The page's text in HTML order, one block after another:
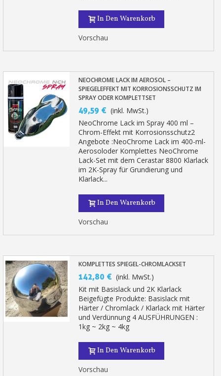
In Den Warenkorb
Vorschau
NEOCHROME LACK IM AEROSOL –
SPIEGELEFFEKT MIT KORROSIONSSCHUTZ IM
SPRAY ODER KOMPLETTSET
49,59 € (inkl. MwSt.)
NeoChrome Lack im Spray 400 ml –
Chrom-Effekt mit Korrosionsschutz2
Angebote :NeoChrome Lack im 400-ml-
Aerosoloder Komplettes NeoChrome
Lack-Set mit dem Cerastar 8800 Klarlack
im 2K-Spray für Grundierung und
Klarlack...
In Den Warenkorb
Vorschau
KOMPLETTES SPIEGEL-CHROMLACKSET
142,80 € (inkl. MwSt.)
Kit mit Basislack und 2K Klarlack
Beigefügte Produkte: Basislack mit
Härter / Chromlack / Klarlack mit Härter
und Verdünnung 4 AUSFÜHRUNGEN :
1kg ~ 2kg ~ 4kg
In Den Warenkorb
Vorschau